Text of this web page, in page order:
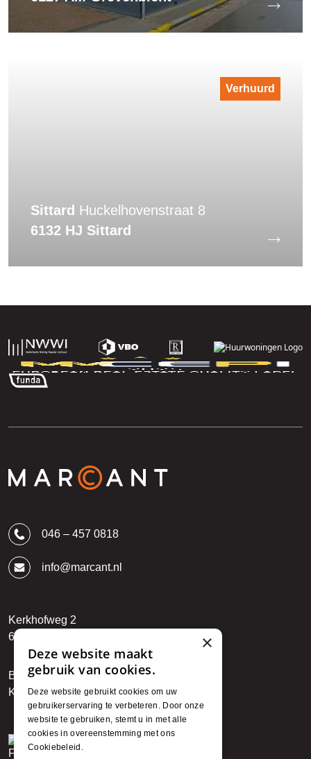
Sittard Huckelhovenstraat 8
6132 HJ Sittard
Verhuurd
046 – 457 0818
info@marcant.nl
Kerkhofweg 2
6142 BR Einighausen
BTW: NL850794912B01
KvK: 89722027
Facebook
×
Deze website maakt
gebruik van cookies.
Deze website gebruikt cookies om uw
gebruikerservaring te verbeteren. Door onze
website te gebruiken, stemt u in met alle
cookies in overeenstemming met ons
Cookiebeleid.